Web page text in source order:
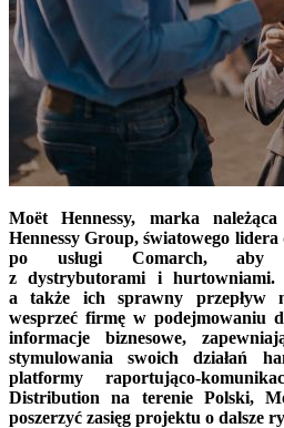
Moët Hennessy, marka
Hennessy Group, światowego lidera
po usługi Comarch, aby
z dystrybutorami i hurtowniami.
a także ich sprawny przepływ
wesprzeć firmę w podejmowaniu
informacje biznesowe,
stymulowania swoich działań
platformy raportująco-
Distribution na terenie Polski,
poszerzyć zasięg projektu o dalsze